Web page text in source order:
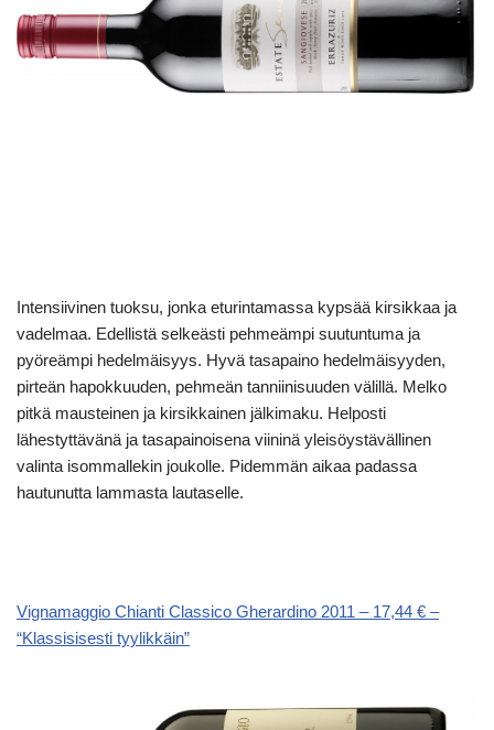
Intensiivinen tuoksu, jonka eturintamassa kypsää kirsikkaa ja
vadelmaa. Edellistä selkeästi pehmeämpi suutuntuma ja
pyöreämpi hedelmäisyys. Hyvä tasapaino hedelmäisyyden,
pirteän hapokkuuden, pehmeän tanniinisuuden välillä. Melko
pitkä mausteinen ja kirsikkainen jälkimaku. Helposti
lähestyttävänä ja tasapainoisena viininä yleisöystävällinen
valinta isommallekin joukolle. Pidemmän aikaa padassa
hautunutta lammasta lautaselle.
Vignamaggio Chianti Classico Gherardino 2011 – 17,44 € –
“Klassisisesti tyylikkäin”